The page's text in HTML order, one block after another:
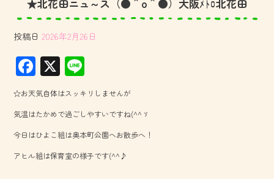
★北花田ニュ～ス（●＾o＾●）大阪ﾒﾄﾛ北花田
投稿日 2026年2月26日
F
ac
e
b
o
ok
X
ne
☆お天気自体はスッキリしませんが
気温はたかめで過ごしやすいですね(^^ゞ
今日はひよこ組は奥本町公園へお散歩へ！
アヒル組は保育室の様子です(^^♪